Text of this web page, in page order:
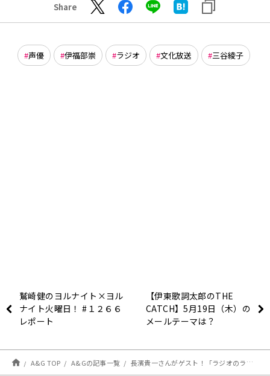
Share
声優 伊福部崇 ラジオ 文化放送 三谷綾子
鷲崎健のヨルナイト×ヨル
ナイト火曜日！ #１２６６
レポート
【伊東歌詞太郎のTHE
CATCH】5月19日（木）の
メールテーマは？
A&G TOP A&Gの記事一覧 長濱貴一さんがゲスト！「ラジオのラジオ」